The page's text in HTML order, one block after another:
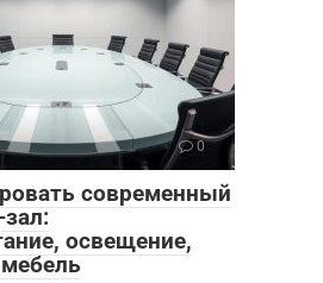
0
современный
освещение,